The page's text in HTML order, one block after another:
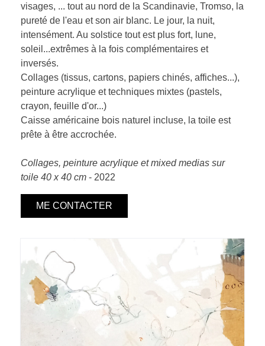
visages, ... tout au nord de la Scandinavie, Tromso, la
pureté de l'eau et son air blanc. Le jour, la nuit,
intensément. Au solstice tout est plus fort, lune,
soleil...extrêmes à la fois complémentaires et
inversés.
Collages (tissus, cartons, papiers chinés, affiches...),
peinture acrylique et techniques mixtes (pastels,
crayon, feuille d'or...)
Caisse américaine bois naturel incluse, la toile est
prête à être accrochée.
Collages, peinture acrylique et mixed medias sur
toile 40 x 40 cm - 2022
ME CONTACTER